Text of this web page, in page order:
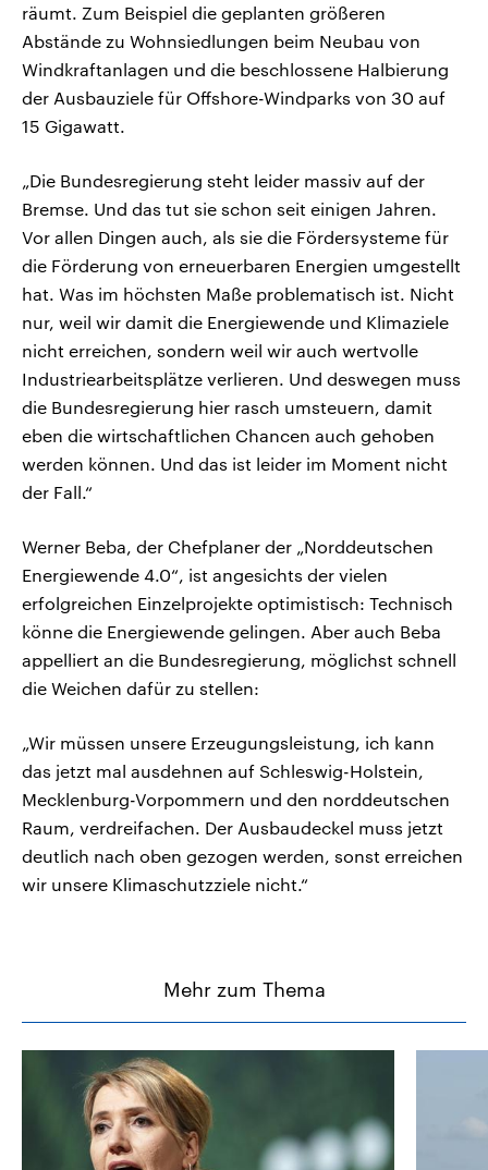
räumt. Zum Beispiel die geplanten größeren
Abstände zu Wohnsiedlungen beim Neubau von
Windkraftanlagen und die beschlossene Halbierung
der Ausbauziele für Offshore-Windparks von 30 auf
15 Gigawatt.
„Die Bundesregierung steht leider massiv auf der
Bremse. Und das tut sie schon seit einigen Jahren.
Vor allen Dingen auch, als sie die Fördersysteme für
die Förderung von erneuerbaren Energien umgestellt
hat. Was im höchsten Maße problematisch ist. Nicht
nur, weil wir damit die Energiewende und Klimaziele
nicht erreichen, sondern weil wir auch wertvolle
Industriearbeitsplätze verlieren. Und deswegen muss
die Bundesregierung hier rasch umsteuern, damit
eben die wirtschaftlichen Chancen auch gehoben
werden können. Und das ist leider im Moment nicht
der Fall.“
Werner Beba, der Chefplaner der „Norddeutschen
Energiewende 4.0“, ist angesichts der vielen
erfolgreichen Einzelprojekte optimistisch: Technisch
könne die Energiewende gelingen. Aber auch Beba
appelliert an die Bundesregierung, möglichst schnell
die Weichen dafür zu stellen:
„Wir müssen unsere Erzeugungsleistung, ich kann
das jetzt mal ausdehnen auf Schleswig-Holstein,
Mecklenburg-Vorpommern und den norddeutschen
Raum, verdreifachen. Der Ausbaudeckel muss jetzt
deutlich nach oben gezogen werden, sonst erreichen
wir unsere Klimaschutzziele nicht.“
Mehr zum Thema